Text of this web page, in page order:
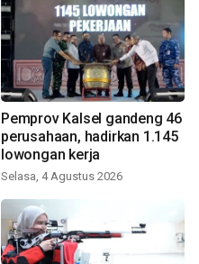
Pemprov Kalsel gandeng 46
perusahaan, hadirkan 1.145
lowongan kerja
Selasa, 4 Agustus 2026